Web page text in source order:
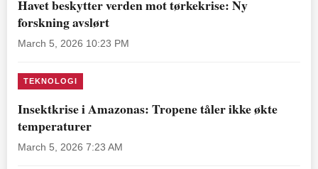
Havet beskytter verden mot tørkekrise: Ny
forskning avslørt
March 5, 2026 10:23 PM
TEKNOLOGI
Insektkrise i Amazonas: Tropene tåler ikke økte
temperaturer
March 5, 2026 7:23 AM